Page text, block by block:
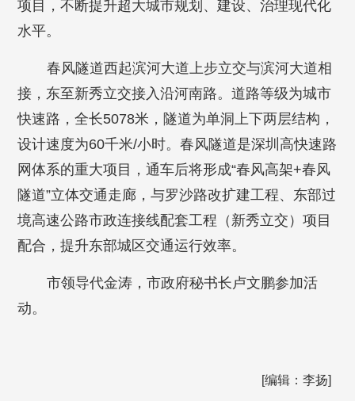
项目，不断提升超大城市规划、建设、治理现代化
水平。
春风隧道西起滨河大道上步立交与滨河大道相
接，东至新秀立交接入沿河南路。道路等级为城市
快速路，全长5078米，隧道为单洞上下两层结构，
设计速度为60千米/小时。春风隧道是深圳高快速路
网体系的重大项目，通车后将形成“春风高架+春风
隧道”立体交通走廊，与罗沙路改扩建工程、东部过
境高速公路市政连接线配套工程（新秀立交）项目
配合，提升东部城区交通运行效率。
市领导代金涛，市政府秘书长卢文鹏参加活
动。
[编辑：李扬]